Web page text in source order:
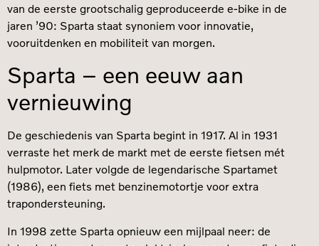
van de eerste grootschalig geproduceerde e-bike in de
jaren ’90: Sparta staat synoniem voor innovatie,
vooruitdenken en mobiliteit van morgen.
Sparta – een eeuw aan
vernieuwing
De geschiedenis van Sparta begint in 1917. Al in 1931
verraste het merk de markt met de eerste fietsen mét
hulpmotor. Later volgde de legendarische Spartamet
(1986), een fiets met benzinemotortje voor extra
trapondersteuning.
In 1998 zette Sparta opnieuw een mijlpaal neer: de